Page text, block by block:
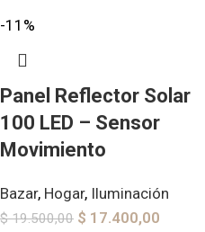
-11%
Panel Reflector Solar
100 LED – Sensor
Movimiento
Bazar, Hogar, Iluminación
$19.500,00 $ 17.400,00